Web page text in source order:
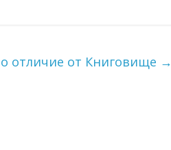
отличие от Книговище →